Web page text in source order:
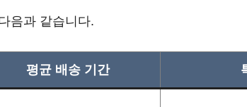
음과 같습니다.
평균 배송 기간